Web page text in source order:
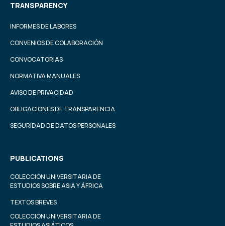
TRANSPARENCY
INFORMES DE LABORES
CONVENIOS DE COLABORACIÓN
CONVOCATORIAS
NORMATIVA MANUALES
AVISO DE PRIVACIDAD
OBLIGACIONES DE TRANSPARENCIA
SEGURIDAD DE DATOS PERSONALES
PUBLICATIONS
COLECCIÓN UNIVERSITARIA DE
ESTUDIOS SOBRE ASIA Y ÁFRICA
TEXTOS BREVES
COLECCIÓN UNIVERSITARIA DE